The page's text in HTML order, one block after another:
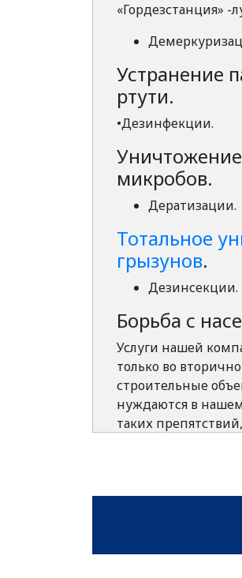
«Гордезстанция» -
Устранение
ртути.
•Дезинфекции.
микробов.
Дератизации.
Тотальное
грызунов.
Дезинсекции.
Борьба с
Услуги нашей
только во
строительные
нуждаются в
таких
читать далее